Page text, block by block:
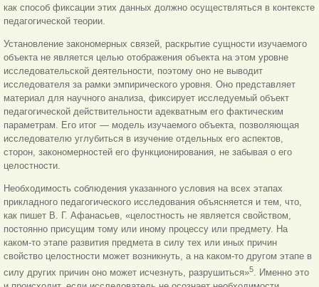
как способ фиксации этих данных должно осуществляться в контексте
педагогической теории.
Установление закономерных связей, раскрытие сущности изучаемого
объекта не является целью отображения объекта на этом уровне
исследовательской деятельности, поэтому оно не выводит
исследователя за рамки эмпирического уровня. Оно представляет
материал для научного анализа, фиксирует исследуемый объект
педагогической действительности адекватным его фактическим
параметрам. Его итог — модель изучаемого объекта, позволяющая
исследователю углубиться в изучение отдельных его аспектов,
сторон, закономерностей его функционирования, не забывая о его
целостности.
Необходимость соблюдения указанного условия на всех этапах
прикладного педагогического исследования объясняется и тем, что,
как пишет В. Г. Афанасьев, «целостность не является свойством,
постоянно присущим тому или иному процессу или предмету. На
каком-то этапе развития предмета в силу тех или иных причин
свойство целостности может возникнуть, а на каком-то другом этапе в
силу других причин оно может исчезнуть, разрушиться»5. Именно это